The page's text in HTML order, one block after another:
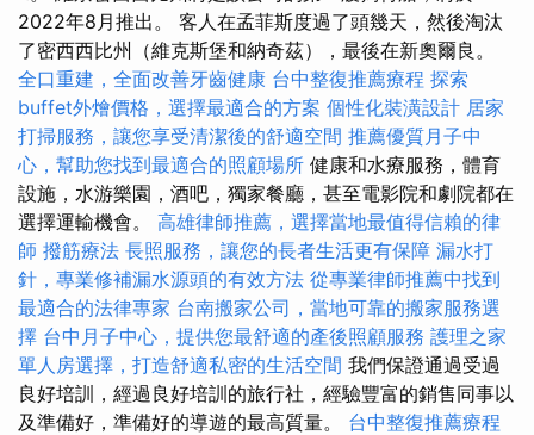
2022年8月推出。 客人在孟菲斯度過了頭幾天，然後淘汰
了密西西比州（維克斯堡和納奇茲），最後在新奧爾良。
全口重建，全面改善牙齒健康 台中整復推薦療程 探索
buffet外燴價格，選擇最適合的方案 個性化裝潢設計 居家
打掃服務，讓您享受清潔後的舒適空間 推薦優質月子中
心，幫助您找到最適合的照顧場所 健康和水療服務，體育
設施，水游樂園，酒吧，獨家餐廳，甚至電影院和劇院都在
選擇運輸機會。 高雄律師推薦，選擇當地最值得信賴的律
師 撥筋療法 長照服務，讓您的長者生活更有保障 漏水打
針，專業修補漏水源頭的有效方法 從專業律師推薦中找到
最適合的法律專家 台南搬家公司，當地可靠的搬家服務選
擇 台中月子中心，提供您最舒適的產後照顧服務 護理之家
單人房選擇，打造舒適私密的生活空間 我們保證通過受過
良好培訓，經過良好培訓的旅行社，經驗豐富的銷售同事以
及準備好，準備好的導遊的最高質量。 台中整復推薦療程